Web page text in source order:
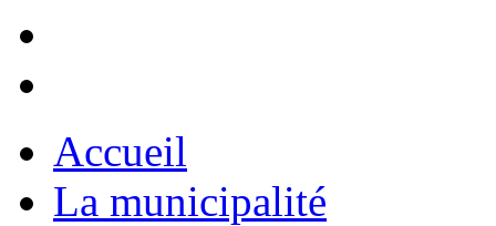
Accueil
La municipalité